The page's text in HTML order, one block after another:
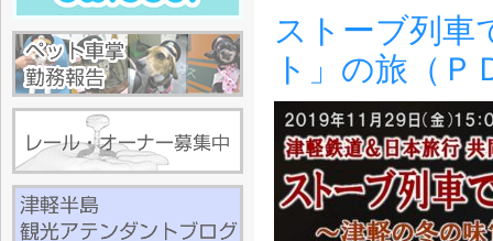
ストーブ列車
ト」の旅（Ｐ